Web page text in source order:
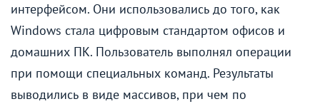
интерфейсом. Они использовались до того, как
Windows стала цифровым стандартом офисов и
домашних ПК. Пользователь выполнял операции
при помощи специальных команд. Результаты
выводились в виде массивов, при чем по